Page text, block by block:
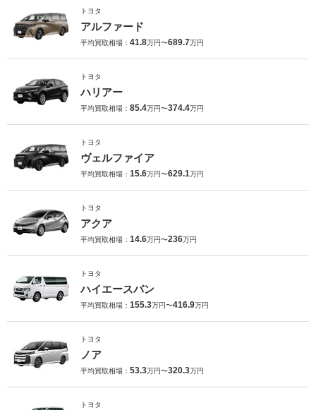
トヨタ
アルファード
平均買取相場： 41.8万円〜689.7万円
トヨタ
ハリアー
平均買取相場： 85.4万円〜374.4万円
トヨタ
ヴェルファイア
平均買取相場： 15.6万円〜629.1万円
トヨタ
アクア
平均買取相場： 14.6万円〜236万円
トヨタ
ハイエースバン
平均買取相場： 155.3万円〜416.9万円
トヨタ
ノア
平均買取相場： 53.3万円〜320.3万円
トヨタ